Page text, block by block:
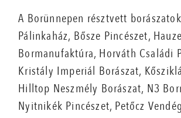
A Borünnepen résztvett
Pálinkaház, Bősze Pincészet,
Bormanufaktúra, Horváth Családi
Kristály Imperiál Borászat,
Hilltop Neszmély Borászat, N3
Nyitnikék Pincészet, Petőcz